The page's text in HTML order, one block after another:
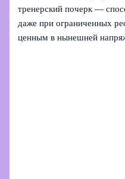
тренерский почерк —
даже при ограниченных
ценным в нынешней